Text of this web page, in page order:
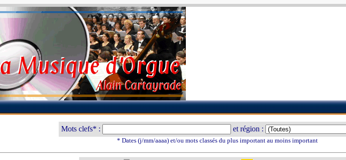
Mots clefs* : et région :
* Dates (j/mm/aaaa) et/ou mots classés du plus important au moins important